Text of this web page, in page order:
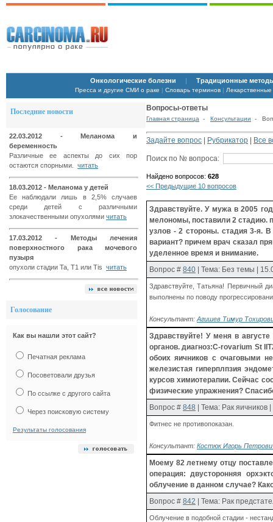
Онкологические болезни | Традиционные
Пресса и другие СМИ о раке | Словарь терминов| Лекарственные
Последние новости
22.03.2012 - Меланома и
беременность
Различные ее аспекты до сих пор
остаются спорными. читать
18.03.2012 - Меланома у детей
Ее наблюдали лишь в 2,5% случаев
среди детей с различными
злокачественными опухолями читать
17.03.2012 - Методы лечения
поверхностного рака мочевого
пузыря
опухоли стадии Ta, T1 или Tis читать
Голосование
Как вы нашли этот сайт?
Печатная реклама
Посоветовали друзья
По ссылке с другого сайта
Через поисковую систему
Результаты голосования
Вопросы-ответы
Главная страница - Консультации -
Задайте вопрос Рубрикатор Все
Поиск по № вопроса:
Найдено вопросов: 628
<< Предыдущие 10 вопросов
Здравствуйте. У мужа в 2005
мелономы, поставили 2 стадию.
узлов - 2 стороны. стадия 3-я.
вариант? причем врач сказал
уделенное время и внимание.
Вопрос # 840 | Тема: Без темы |
Здравствуйте, Татьяна! Первичный
выполнены по поводу
Консультант: Агишев Тимур
Здравствуйте! У меня в
органов. диагноз:C-rovarium St
обоих яичников с очаговыми
железистая гиперплпзия
курсов химиотерапии. Сейчас
физические упражнения?
Вопрос # 848 | Тема: Рак яичников
Фитнес не противопоказан.
Консультант: Костюк Игорь
Моему 82 летнему отцу
операция: двусторонняя
облучение в данном случае?
Вопрос # 842 | Тема: Рак
Облучение в подобной стадии -